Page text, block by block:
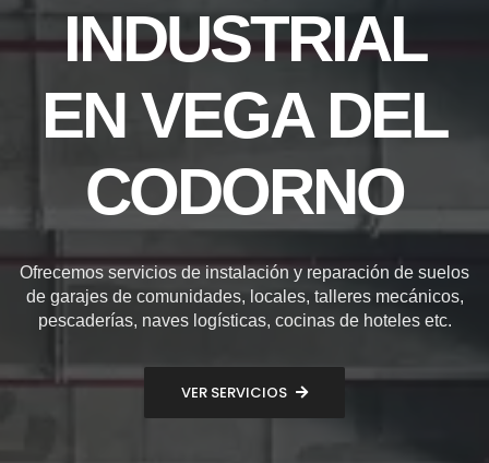
INDUSTRIAL
EN VEGA DEL
CODORNO
Ofrecemos servicios de instalación y reparación de suelos
de garajes de comunidades, locales, talleres mecánicos,
pescaderías, naves logísticas, cocinas de hoteles etc.
VER SERVICIOS